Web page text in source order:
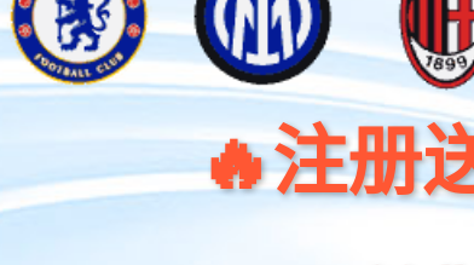
🔥注册送 100